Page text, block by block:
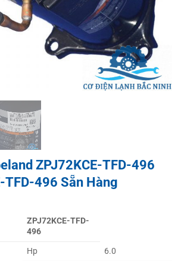
ZPJ72KCE-TFD-496
TFD-496 Sẵn Hàng
ZPJ72KCE-TFD-
496
Hp
6.0